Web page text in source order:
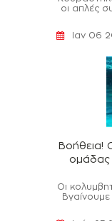
οι απλές
Ιαν 06
Βοήθεια!
Οι
Βγαίνουμε